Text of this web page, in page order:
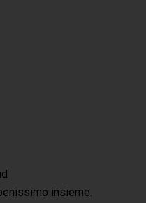
insieme.